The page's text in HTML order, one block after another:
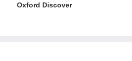
Oxford Discover